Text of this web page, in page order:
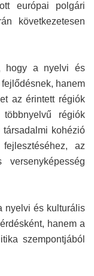
európai polgári
következetesen
hogy a nyelvi és
hanem
az érintett régiók
régiók
kohézió
az
nyelvi és kulturális
hanem a
szempontjából